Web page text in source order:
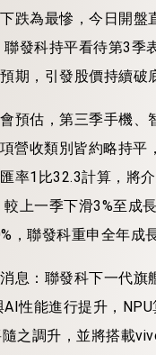
跌為最慘，今日開盤
發科持平看待第3季
期，引發股價持續破
預估，第三季手機、
營收類別皆約略持平
率1比32.3計算，將
上一季下滑3%至成
，聯發科重申全年成
息：聯發科下一代旗
性能進行提升，
之調升，並將搭載